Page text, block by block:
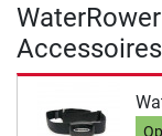
Accessoires